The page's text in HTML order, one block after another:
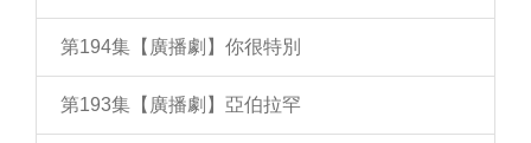
第194集【廣播劇】你很特別
第193集【廣播劇】亞伯拉罕